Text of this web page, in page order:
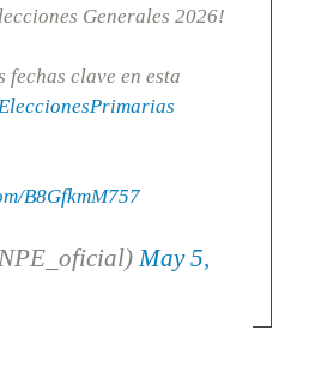
Generales 2026!
fechas clave en esta
B8GfkmM757
May 5,